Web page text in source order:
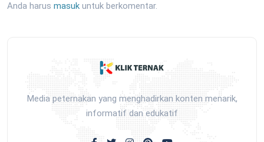
Anda harus masuk untuk berkomentar.
Media peternakan yang menghadirkan konten menarik,
informatif dan edukatif